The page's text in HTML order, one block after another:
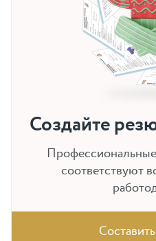
Создайте
соответствуют